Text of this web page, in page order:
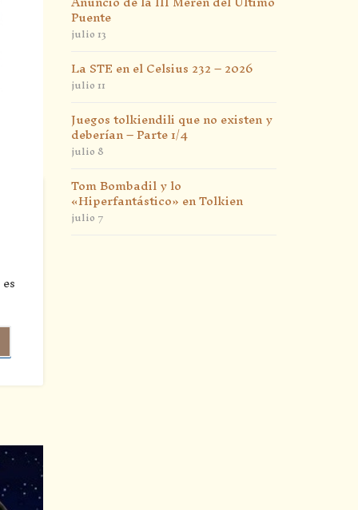
Puente
julio 13
La STE en el Celsius 232 – 2026
julio 11
Juegos tolkiendili que no existen y
deberían – Parte 1/4
julio 8
Tom Bombadil y lo
«Hiperfantástico» en Tolkien
julio 7